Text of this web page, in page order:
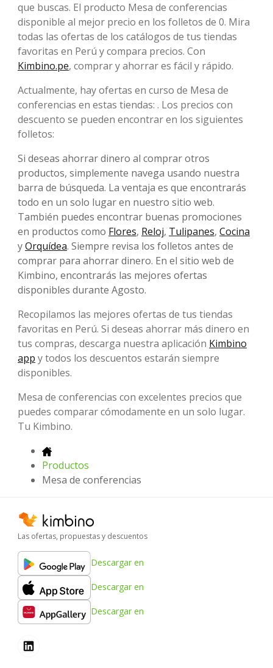
que buscas. El producto Mesa de conferencias
disponible al mejor precio en los folletos de 0. Mira
todas las ofertas de los catálogos de tus tiendas
favoritas en Perú y compara precios. Con
Kimbino.pe, comprar y ahorrar es fácil y rápido.
Actualmente, hay ofertas en curso de Mesa de
conferencias en estas tiendas: . Los precios con
descuento se pueden encontrar en los siguientes
folletos:
Si deseas ahorrar dinero al comprar otros
productos, simplemente navega usando nuestra
barra de búsqueda. La ventaja es que encontrarás
todo en un solo lugar en nuestro sitio web.
También puedes encontrar buenas promociones
en productos como Flores, Reloj, Tulipanes, Cocina
yOrquídea. Siempre revisa los folletos antes de
comprar para ahorrar dinero. En el sitio web de
Kimbino, encontrarás las mejores ofertas
disponibles durante Agosto.
Recopilamos las mejores ofertas de tus tiendas
favoritas en Perú. Si deseas ahorrar más dinero en
tus compras, descarga nuestra aplicación Kimbino
app y todos los descuentos estarán siempre
disponibles.
Mesa de conferencias con excelentes precios que
puedes comparar cómodamente en un solo lugar.
Tu Kimbino.
Productos
Mesa de conferencias
Las ofertas, propuestas y descuentos
Descargar en
Descargar en
Descargar en